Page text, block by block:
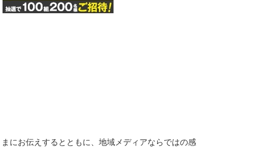
にお伝えするとともに、地域メディアならではの感